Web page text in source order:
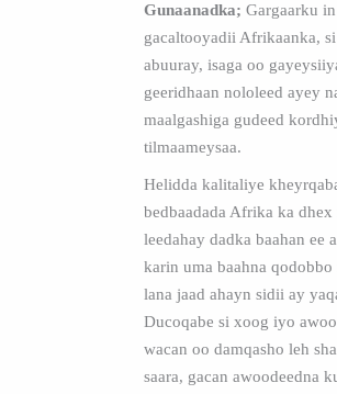
Gunaanadka; Gargaarku
gacaltooyadii Afrikaanka,
abuuray, isaga oo
geeridhaan nololeed ayey
maalgashiga gudeed
tilmaameysaa.
Helidda kalitaliye
bedbaadada Afrika ka
leedahay dadka baahan ee
karin uma baahna
lana jaad ahayn sidii ay
Ducoqabe si xoog iyo
wacan oo damqasho leh
saara, gacan awoodeedna